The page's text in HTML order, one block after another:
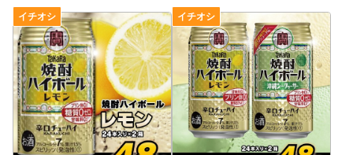
ご寄附者様のお名前が入ります。変更はいたしかねますので
ご了承ください。
・お受取人様の郵便受けにお届けする返礼品（メール便）に
つきましては、依頼主様のお名前は配送伝票に印字されませ
ん。なお、ふるさと納税の記載が入りますのでご了承くださ
い。
・複数の返礼品を選択頂いた場合、個別発送になることもご
ざいます。
・返礼品に不具合がある場合、お受け取り後、早急にご連絡